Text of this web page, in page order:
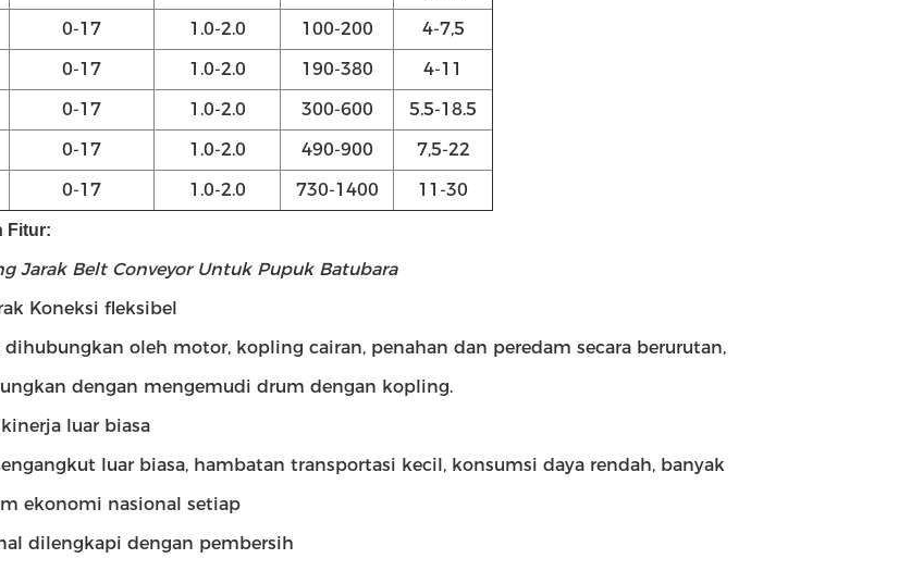
0-17 1.0-2.0 100-200
4-7,5
0-17 1.0-2.0 190-380
4-11
0-17 1.0-2.0 300-600
5.5-18.5
0-17 1.0-2.0 490-900
7,5-22
0-17 1.0-2.0 730-1400 11-30
Fitur:
Jarak Belt Conveyor Untuk Pupuk Batubara
Koneksi fleksibel
oleh motor, kopling cairan, penahan dan peredam secara berurutan,
dengan mengemudi drum dengan kopling.
luar biasa
luar biasa, hambatan transportasi kecil, konsumsi daya rendah, banyak
ekonomi nasional setiap
dilengkapi dengan pembersih